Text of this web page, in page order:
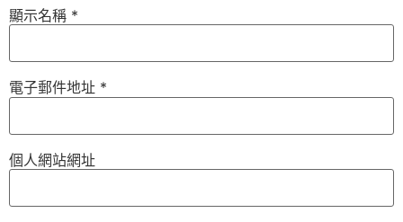
顯示名稱 *
電子郵件地址 *
個人網站網址